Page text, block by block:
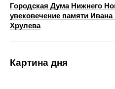
Городская Дума Нижнего
увековечение памяти
Хрулева
Картина дня